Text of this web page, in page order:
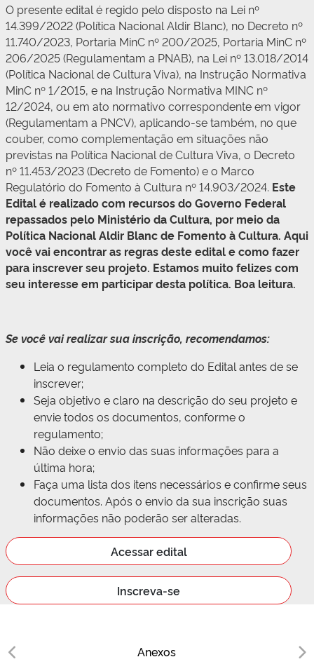
O presente edital é regido pelo disposto na Lei nº
14.399/2022 (Política Nacional Aldir Blanc), no Decreto nº
11.740/2023, Portaria MinC nº 200/2025, Portaria MinC nº
206/2025 (Regulamentam a PNAB), na Lei nº 13.018/2014
(Política Nacional de Cultura Viva), na Instrução Normativa
MinC nº 1/2015, e na Instrução Normativa MINC nº
12/2024, ou em ato normativo correspondente em vigor
(Regulamentam a PNCV), aplicando-se também, no que
couber, como complementação em situações não
previstas na Política Nacional de Cultura Viva, o Decreto
nº 11.453/2023 (Decreto de Fomento) e o Marco
Regulatório do Fomento à Cultura nº 14.903/2024. Este
Edital é realizado com recursos do Governo Federal
repassados pelo Ministério da Cultura, por meio da
Política Nacional Aldir Blanc de Fomento à Cultura. Aqui
você vai encontrar as regras deste edital e como fazer
para inscrever seu projeto. Estamos muito felizes com
seu interesse em participar desta política. Boa leitura.
Se você vai realizar sua inscrição, recomendamos:
Leia o regulamento completo do Edital antes de se
inscrever;
Seja objetivo e claro na descrição do seu projeto e
envie todos os documentos, conforme o
regulamento;
Não deixe o envio das suas informações para a
última hora;
Faça uma lista dos itens necessários e confirme seus
documentos. Após o envio da sua inscrição suas
informações não poderão ser alteradas.
Acessar edital
Inscreva-se
Anexos